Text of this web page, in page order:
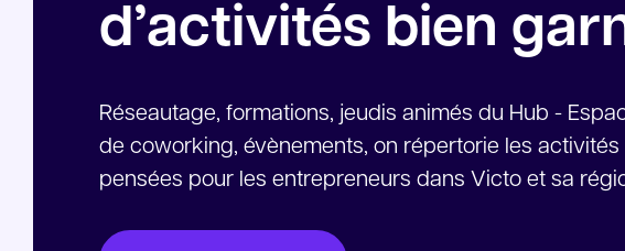
d’activités bien
Réseautage, formations, jeudis animés du Hub -
de coworking, évènements, on répertorie les activités
pensées pour les entrepreneurs dans Victo et sa